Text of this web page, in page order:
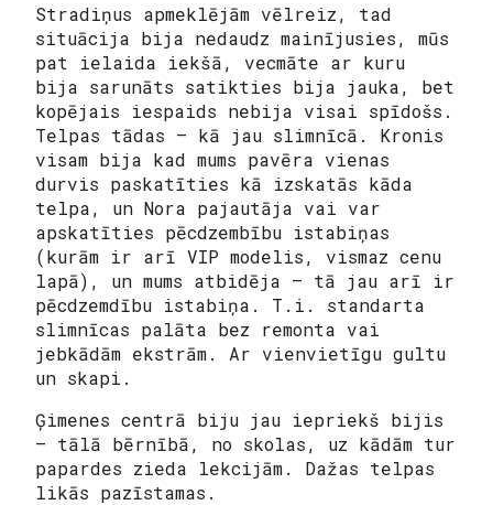
Stradiņus apmeklējām vēlreiz, tad
situācija bija nedaudz mainījusies, mūs
pat ielaida iekšā, vecmāte ar kuru
bija sarunāts satikties bija jauka, bet
kopējais iespaids nebija visai spīdošs.
Telpas tādas – kā jau slimnīcā. Kronis
visam bija kad mums pavēra vienas
durvis paskatīties kā izskatās kāda
telpa, un Nora pajautāja vai var
apskatīties pēcdzembību istabiņas
(kurām ir arī VIP modelis, vismaz cenu
lapā), un mums atbidēja – tā jau arī ir
pēcdzemdību istabiņa. T.i. standarta
slimnīcas palāta bez remonta vai
jebkādām ekstrām. Ar vienvietīgu gultu
un skapi.
Ģimenes centrā biju jau iepriekš bijis
– tālā bērnībā, no skolas, uz kādām tur
papardes zieda lekcijām. Dažas telpas
likās pazīstamas.